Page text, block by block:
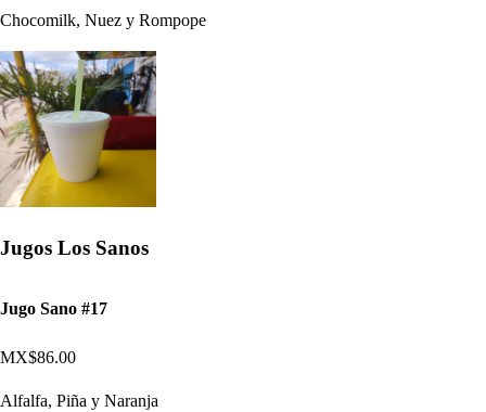
Chocomilk, Nuez y Rompope
Jugos Los Sanos
Jugo Sano #17
MX$86.00
Alfalfa, Piña y Naranja